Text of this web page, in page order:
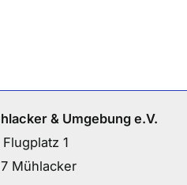
& Umgebung e.V.
Flugplatz 1
Mühlacker